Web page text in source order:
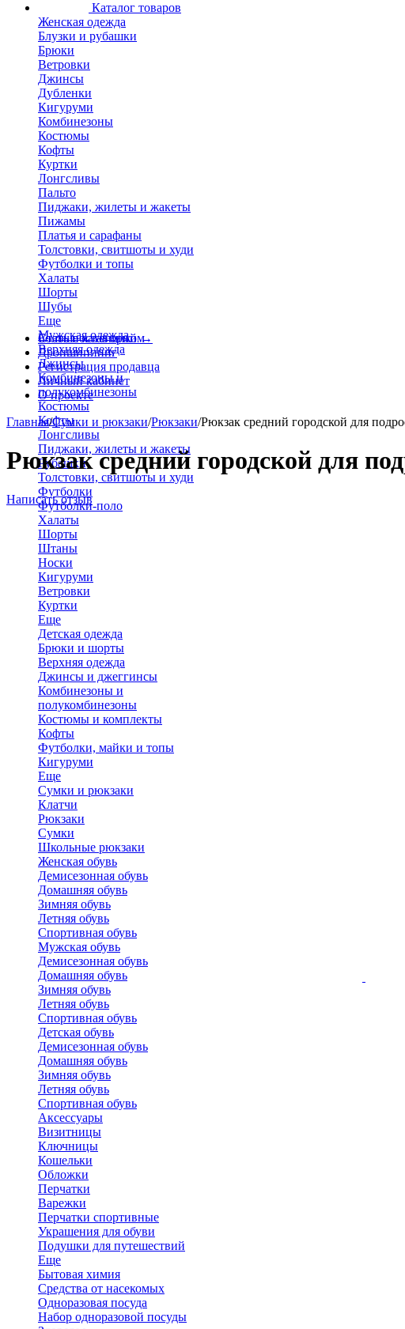
Каталог товаров
Женская одежда
Блузки и рубашки
Брюки
Ветровки
Джинсы
Дубленки
Кигуруми
Комбинезоны
Костюмы
Кофты
Куртки
Лонгсливы
Пальто
Пиджаки, жилеты и жакеты
Пижамы
Платья и сарафаны
Толстовки, свитшоты и худи
Футболки и топы
Халаты
Шорты
Шубы
Еще
Мужская одежда
Верхняя одежда
Джинсы
Комбинезоны и
полукомбинезоны
Костюмы
Кофты
Лонгсливы
Пиджаки, жилеты и жакеты
Рубашки
Толстовки, свитшоты и худи
Футболки
Футболки-поло
Халаты
Шорты
Штаны
Носки
Кигуруми
Ветровки
Куртки
Еще
Детская одежда
Брюки и шорты
Верхняя одежда
Джинсы и джеггинсы
Комбинезоны и
полукомбинезоны
Костюмы и комплекты
Кофты
Футболки, майки и топы
Кигуруми
Еще
Сумки и рюкзаки
Клатчи
Рюкзаки
Сумки
Школьные рюкзаки
Женская обувь
Демисезонная обувь
Домашняя обувь
Зимняя обувь
Летняя обувь
Спортивная обувь
Мужская обувь
Демисезонная обувь
Домашняя обувь
Зимняя обувь
Летняя обувь
Спортивная обувь
Детская обувь
Демисезонная обувь
Домашняя обувь
Зимняя обувь
Летняя обувь
Спортивная обувь
Аксессуары
Визитницы
Ключницы
Кошельки
Обложки
Перчатки
Варежки
Перчатки спортивные
Украшения для обуви
Подушки для путешествий
Еще
Бытовая химия
Средства от насекомых
Одноразовая посуда
Набор одноразовой посуды
Больше категорий→
Стать поставщиком
Дропшиппинг
Регистрация продавца
Личный кабинет
О проекте
Главная/Сумки и рюкзаки/Рюкзаки/Рюкзак средний городской для
Рюкзак средний городской для
Написать отзыв